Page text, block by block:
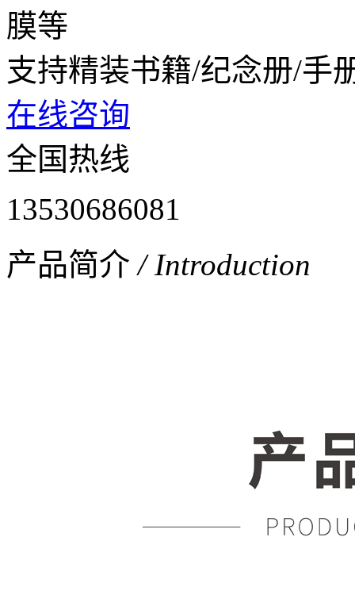
膜等
支持精装书籍/纪念册/手
在线咨询
全国热线
13530686081
产品简介 / Introduction